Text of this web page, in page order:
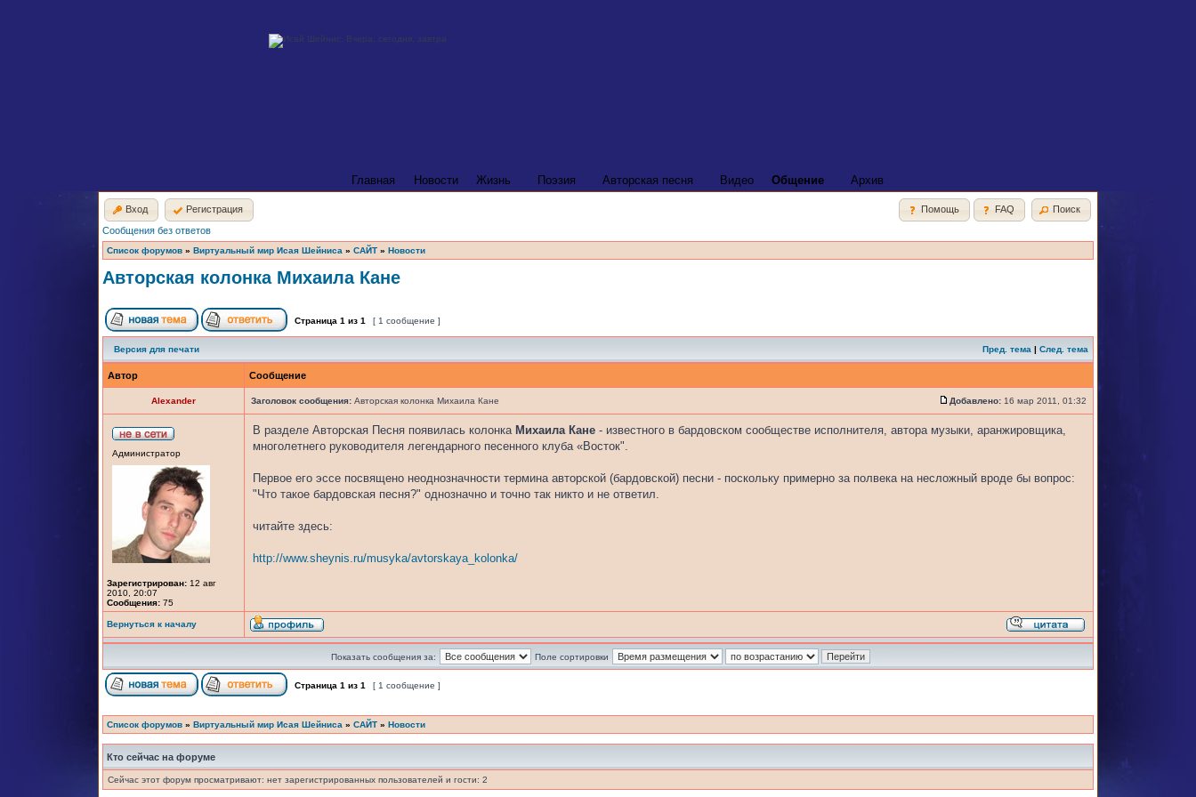
Главная Новости Жизнь Поэзия Авторская песня Видео Общение Архив
Вход Регистрация Помощь FAQ
Поиск
Сообщения без ответов
Список форумов » Виртуальный мир Исая Шейниса » САЙТ » Новости
Авторская колонка Михаила Кане
Страница 1 из 1 [ 1 сообщение ]
Версия для печати Пред. тема | След. тема
Автор Сообщение
Alexander Заголовок сообщения: Авторская колонка Михаила Кане Добавлено: 16 мар 2011, 01:32
Администратор
Зарегистрирован: 12 авг
2010, 20:07
Сообщения: 75
В разделе Авторская Песня появилась колонка Михаила Кане - известного в бардовском сообществе исполнителя, автора музыки, аранжировщика,
многолетнего руководителя легендарного песенного клуба «Восток".
Первое его эссе посвящено неоднозначности термина авторской (бардовской) песни - поскольку примерно за полвека на несложный вроде бы вопрос:
"Что такое бардовская песня?" однозначно и точно так никто и не ответил.
читайте здесь:
http://www.sheynis.ru/musyka/avtorskaya_kolonka/
Вернуться к началу
Показать сообщения за: Поле сортировки
Страница 1 из 1 [ 1 сообщение ]
Список форумов » Виртуальный мир Исая Шейниса » САЙТ » Новости
Кто сейчас на форуме
Сейчас этот форум просматривают: нет зарегистрированных пользователей и гости: 2